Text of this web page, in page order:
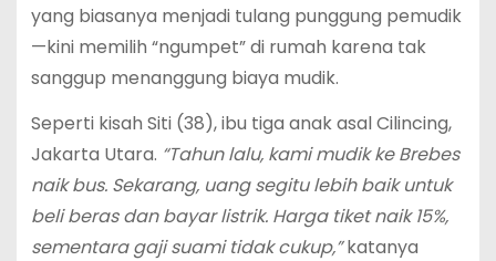
yang biasanya menjadi tulang punggung pemudik
—kini memilih “ngumpet” di rumah karena tak
sanggup menanggung biaya mudik.
Seperti kisah Siti (38), ibu tiga anak asal Cilincing,
Jakarta Utara. “Tahun lalu, kami mudik ke Brebes
naik bus. Sekarang, uang segitu lebih baik untuk
beli beras dan bayar listrik. Harga tiket naik 15%,
sementara gaji suami tidak cukup,”katanya